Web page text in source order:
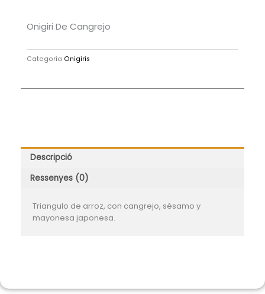
Onigiri De Cangrejo
Categoria Onigiris
Descripció
Ressenyes (0)
Triangulo de arroz, con cangrejo, sésamo y
mayonesa japonesa.